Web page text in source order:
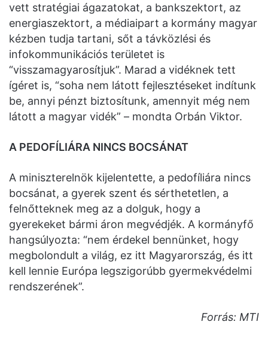
vett stratégiai ágazatokat, a bankszektort, az
energiaszektort, a médiaipart a kormány magyar
kézben tudja tartani, sőt a távközlési és
infokommunikációs területet is
“visszamagyarosítjuk”. Marad a vidéknek tett
ígéret is, “soha nem látott fejlesztéseket indítunk
be, annyi pénzt biztosítunk, amennyit még nem
látott a magyar vidék” – mondta Orbán Viktor.
A PEDOFÍLIÁRA NINCS BOCSÁNAT
A miniszterelnök kijelentette, a pedofíliára nincs
bocsánat, a gyerek szent és sérthetetlen, a
felnőtteknek meg az a dolguk, hogy a
gyerekeket bármi áron megvédjék. A kormányfő
hangsúlyozta: “nem érdekel bennünket, hogy
megbolondult a világ, ez itt Magyarország, és itt
kell lennie Európa legszigorúbb gyermekvédelmi
rendszerének”.
Forrás: MTI